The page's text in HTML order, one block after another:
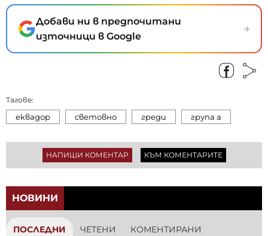
Добави ни в предпочитани
източници в Google
→
Тагове:
еквадор световно греди група а
НАПИШИ КОМЕНТАР КЪМ КОМЕНТАРИТЕ
НОВИНИ
ПОСЛЕДНИ ЧЕТЕНИ КОМЕНТИРАНИ